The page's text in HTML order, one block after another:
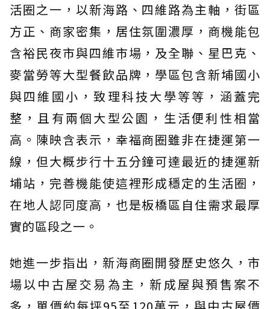
活圈之一，以新海路、四維路為主軸，街區
方正、商家密集，居住氛圍濃厚，商機能包
含裕民夜市與四維市場，及全聯、星巴克、
麥當勞等大型餐飲品牌，學區包含新埔國小
與四維國小，致理科技大學等等，涵蓋完
整，且有兩個大型公園，生活便利性相當
高。陳映含表示，幸福商圈雖非在捷運第一
線，但大概步行十五分鐘可達最近的捷運新
埔站，完善機能使這裡形成穩定的生活圈，
在地人認同度高，也是板橋區自住需求最厚
實的區段之一。
她進一步指出，新海商圈開發歷史悠久，市
場以中古屋交易為主，新成屋與預售案不